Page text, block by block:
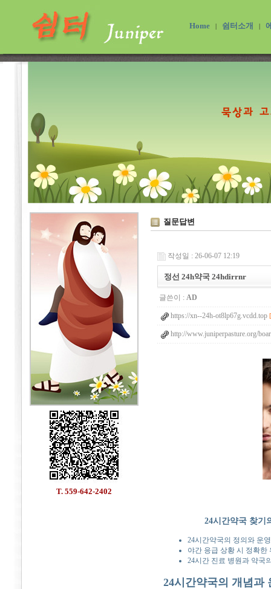
Home 쉼터소개
T. 559-642-2402
질문답변
작성일 : 26-06-07 12:19
정선 24h약국 24hdirrnr
글쓴이 : AD
https://xn--24h-ot8lp67g.vcdd.top
http://www.juniperpasture.org/
24시간약국 찾기
24시간약국의 정의와 운
야간 응급 상황 시 정확한
24시간 진료 병원과 약국
24시간약국의 개념과